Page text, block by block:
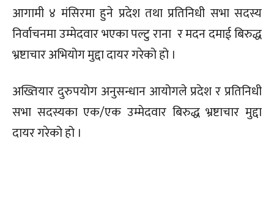
आगामी ४ मंसिरमा हुने प्रदेश तथा प्रतिनिधी सभा सदस्य
निर्वाचनमा उम्मेदवार भएका पल्टु राना र मदन दमाई बिरुद्ध
भ्रष्टाचार अभियोग मुद्दा दायर गरेको हो ।
अख्तियार दुरुपयोग अनुसन्धान आयोगले प्रदेश र प्रतिनिधी
सभा सदस्यका एक/एक उम्मेदवार बिरुद्ध भ्रष्टाचार मुद्दा
दायर गरेको हो ।